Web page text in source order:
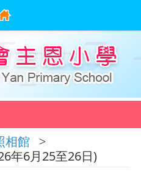
相館
>
年6月25至26日)